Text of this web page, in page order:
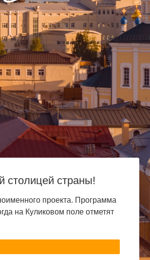
столицей страны!
проекта. Программа
на Куликовом поле отметят